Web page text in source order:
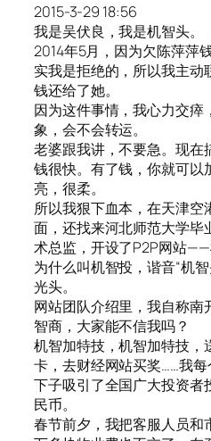
2015-3-29 18:56
我是吴伏良，我是机智头。
2014年5月，因为欠陈萍萍
实我是拒绝的，所以我主
钱还给了她。
因为这件事情，我心力交
象，会不会转运。
老婆跟我讲，不要急。现在
钱很快。有了钱，你就可以
亮，很柔。
所以我狠下血本，在天津
面，还找来河北师范大学毕
术总监，开设了P2P网站——
为什么叫机智投，谐音“机
光头。
网站团队介绍里，我自称南
智商，大家能不信我吗？
机智加特技，机智加特技，
卡，去财经网站买奖……我
下子吸引了全国广大投资者
民币。
春节前夕，我把客服人员和